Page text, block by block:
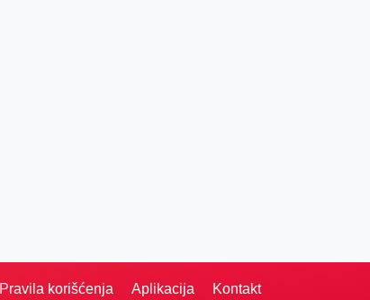
Pravila korišćenja Aplikacija Kontakt